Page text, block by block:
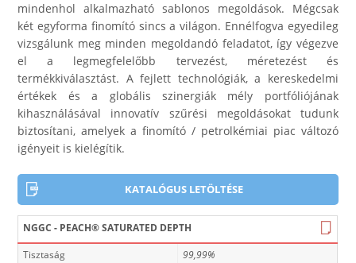
mindenhol alkalmazható sablonos megoldások. Mégcsak
két egyforma finomító sincs a világon. Ennélfogva egyedileg
vizsgálunk meg minden megoldandó feladatot, így végezve
el a legmegfelelőbb tervezést, méretezést és
termékkiválasztást. A fejlett technológiák, a kereskedelmi
értékek és a globális szinergiák mély portfóliójának
kihasználásával innovatív szűrési megoldásokat tudunk
biztosítani, amelyek a finomító / petrolkémiai piac változó
igényeit is kielégítik.
KATALÓGUS LETÖLTÉSE
NGGC - PEACH® SATURATED DEPTH
Tisztaság
99,99%